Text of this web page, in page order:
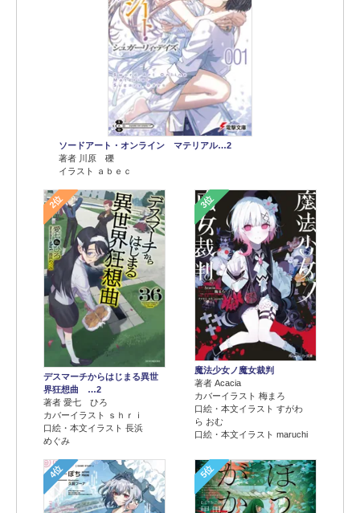
ソードアート・オンライン マテリアル…2
著者 川原 礫
イラスト ａｂｅｃ
2位
デスマーチからはじまる異世
界狂想曲 …2
著者 愛七 ひろ
カバーイラスト ｓｈｒｉ
口絵・本文イラスト 長浜
めぐみ
3位
魔法少女ノ魔女裁判
著者 Acacia
カバーイラスト 梅まろ
口絵・本文イラスト すがわ
ら おむ
口絵・本文イラスト maruchi
4位 5位